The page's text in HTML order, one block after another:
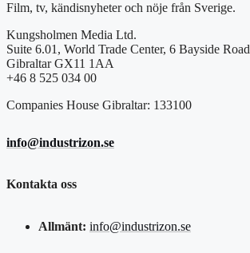
Film, tv, kändisnyheter och nöje från Sverige.
Kungsholmen Media Ltd.
Suite 6.01, World Trade Center, 6 Bayside Road
Gibraltar GX11 1AA
+46 8 525 034 00
Companies House Gibraltar: 133100
info@industrizon.se
Kontakta oss
Allmänt: info@industrizon.se